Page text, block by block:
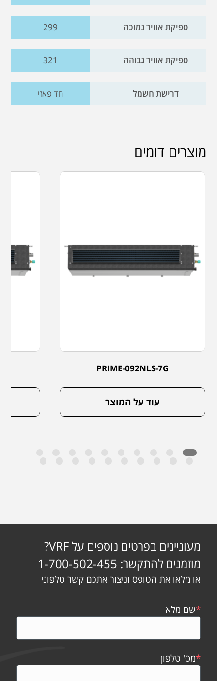
ספיקת אוויר נמוכה 299
ספיקת אוויר גבוהה 321
דרישת חשמל חד פאזי
מוצרים דומים
PRIME-092NLS-7G
עוד על המוצר
מעוניינים בפרטים נוספים על VRF?
מוזמנים להתקשר: 1-700-502-455
או מלאו את הטופס וניצור אתכם קשר טלפוני
*שם מלא
*מס' טלפון